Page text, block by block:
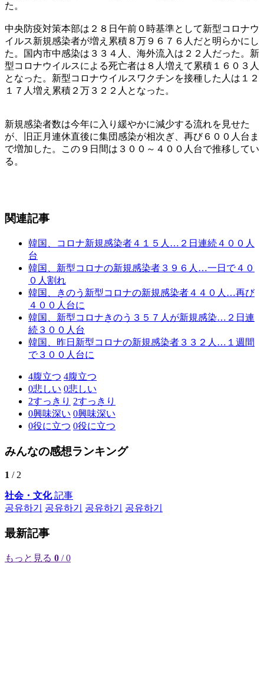
た。
中央防疫対策本部は２８日午前０時基準として新型コロナウ
イルス新規感染者が増え累積８万９６７６人だと明らかにし
た。国内市中感染は３３４人、海外流入は２２人だった。新
型コロナウイルスによる死亡者は８人増えて累積１６０３人
となった。新型コロナウイルスワクチンを接種した人は１２
１７人増え累積２万３２２人となった。
新規感染者数は今年に入り緩やかに減少する流れを見せた
が、旧正月連休直後に集団感染が相次ぎ、再び６００人台ま
で増加した。この９日間は３００～４００人台で推移してい
る。
関連記事
韓国、コロナ新規感染者４１５人…２日連続４００人
台
韓国、新型コロナの新規感染者３９６人…一日で４０
０人割れ
韓国、きのう新型コロナの新規感染者４４０人…再び
４００人台に
韓国、新型コロナきのう３５７人が新規感染…２日連
続３００人台
韓国、昨日新型コロナの新規感染者３３２人…１週間
で３００人台に
4腹立つ 4腹立つ
0悲しい 0悲しい
2すっきり 2すっきり
0興味深い 0興味深い
0役に立つ 0役に立つ
みんなの感想ランキング
1 / 2
社会・文化記事
공유하기
공유하기 공유하기 공유하기
最新記事
もっと見る 0 / 0